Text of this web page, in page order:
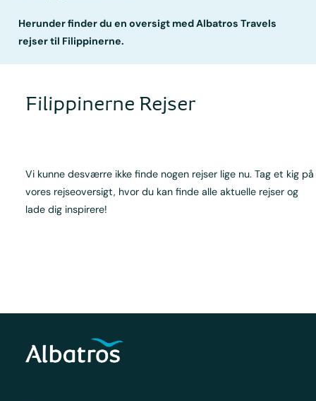
Herunder finder du en oversigt med Albatros Travels
rejser til Filippinerne.
Filippinerne Rejser
Vi kunne desværre ikke finde nogen rejser lige nu. Tag et kig på
vores rejseoversigt, hvor du kan finde alle aktuelle rejser og
lade dig inspirere!